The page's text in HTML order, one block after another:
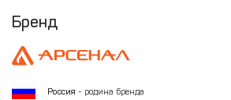
Бренд
Россия - родина бренда